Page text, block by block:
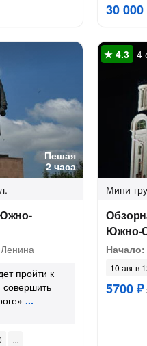
30 000
Пешая
2 часа
пройти к
совершить
4
Мини-
Южно-
Начало:
10 авг в
5700 ₽